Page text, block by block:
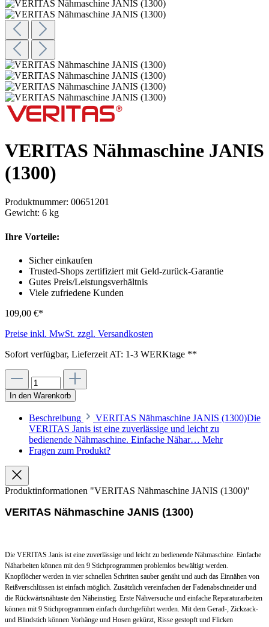
VERITAS Nähmaschine JANIS
(1300)
Produktnummer: 00651201
Gewicht: 6 kg
Ihre Vorteile:
Sicher einkaufen
Trusted-Shops zertifiziert mit Geld-zurück-Garantie
Gutes Preis/Leistungsverhältnis
Viele zufriedene Kunden
109,00 €*
Preise inkl. MwSt. zzgl. Versandkosten
Sofort verfügbar, Lieferzeit AT: 1-3 WERKtage **
In den Warenkorb
Beschreibung
VERITAS Nähmaschine JANIS (1300)Die
VERITAS Janis ist eine zuverlässige und leicht zu
bedienende Nähmaschine. Einfache Nähar… Mehr
Fragen zum Produkt?
Produktinformationen "VERITAS Nähmaschine JANIS (1300)"
VERITAS Nähmaschine JANIS (1300)
Die VERITAS Janis ist eine zuverlässige und leicht zu bedienende Nähmaschine. Einfache
Näharbeiten können mit den 9 Stichprogrammen problemlos bewältigtwerden.
Knopflöcher werden in vier schnellen Schritten sauber genähtund auch das Einnähen von
Reißverschlüssen ist einfach möglich. Zusätzlich vereinfachen der Fadenabschneider und
die Rückwärtsnähtaste den Näheinstieg. Erste Nähversuche und einfache Reparaturarbeiten
können mit 9 Stichprogrammen einfach durchgeführt werden. Mit dem Gerad-, Zickzack-
und Blindstich können Vorhänge und Hosen gekürzt, Risse gestopft und Flicken